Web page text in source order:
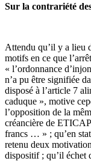
Sur la contrariété
Attendu qu’il y a lieu
motifs en ce que
« l’ordonnance
n’a pu être signifiée
disposé à l’article 7
caduque », motive
l’opposition de la
créancière de
francs … » ; qu’en
retenu deux
dispositif ; qu’il échet